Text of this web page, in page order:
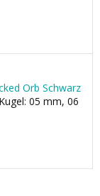
Orb Schwarz
05 mm, 06